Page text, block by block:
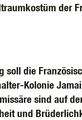
der
soll die
Kolonie
sind auf
und